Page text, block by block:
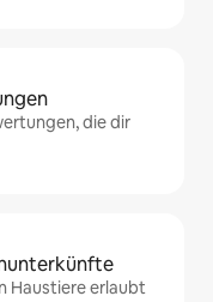
die dir
Haustiere erlaubt